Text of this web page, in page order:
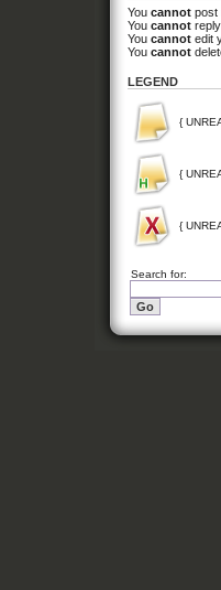
You cannot post
You cannot
You cannot edit
You cannot
LEGEND
{
{
{
Search for: